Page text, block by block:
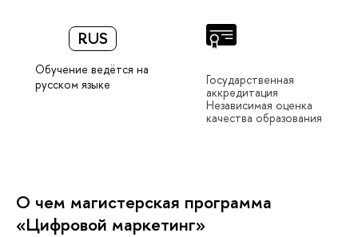
RUS
Обучение ведётся на
русском языке
Государственная
аккредитация
Независимая оценка
качества образования
О чем магистерская программа
«Цифровой маркетинг»